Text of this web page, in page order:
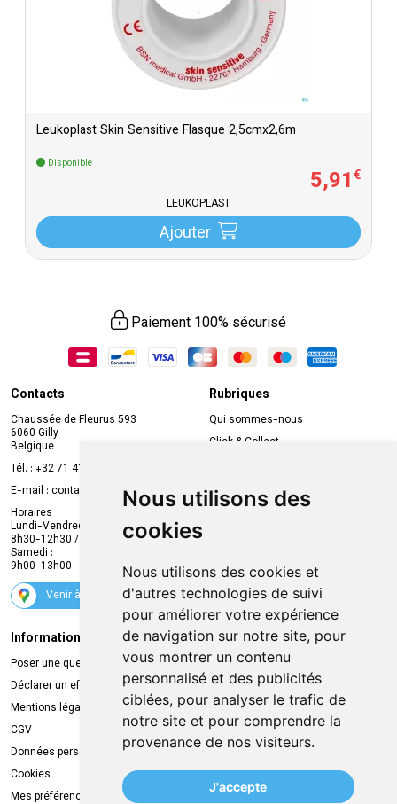
Nous utilisons des
cookies
Nous utilisons des cookies et
d'autres technologies de suivi
pour améliorer votre expérience
de navigation sur notre site, pour
vous montrer un contenu
personnalisé et des publicités
ciblées, pour analyser le trafic de
notre site et pour comprendre la
provenance de nos visiteurs.
J'accepte
Leukoplast Skin Sensitive Flasque 2,5cmx2,6m
Disponible
5,91€
LEUKOPLAST
Ajouter
Paiement 100% sécurisé
Contacts
Chaussée de Fleurus 593
6060 Gilly
Belgique
Tél. : +32 71 41 32 10
E-mail : contact
mvapharma.be
Horaires
Lundi-Vendredi :
8h30-12h30 / 13h30-18h30
Samedi :
9h00-13h00
Venir à la pharmacie
Rubriques
Qui sommes-nous
Click & Collect
Compte professionnel
Envoi d’ordonnance
Suivez-nous
Informations légales
Poser une question
Déclarer un effet indésirable
Mentions légales
CGV
Données personnelles
Cookies
Mes préférences Cookies
Livraison
Retrait à la pharmacie
Livraison chez vous
Livraison dans un Point Relais